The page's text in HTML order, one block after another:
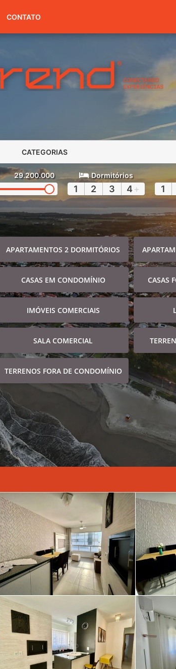
(51) 3416-7300
CONTATO
CATEGORIAS
29.200.000 Dormitórios
1 2 3 4 + 1
APARTAMENTOS 2 DORMITÓRIOS
CASAS EM CONDOMÍNIO CASAS
IMÓVEIS COMERCIAIS
SALA COMERCIAL
TERRENOS FORA DE CONDOMÍNIO